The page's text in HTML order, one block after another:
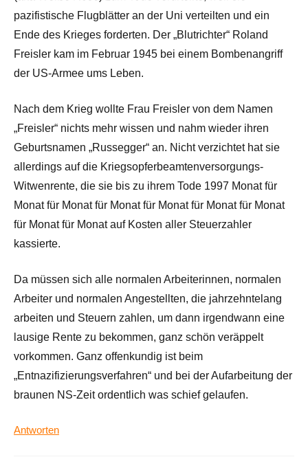
pazifistische Flugblätter an der Uni verteilten und ein
Ende des Krieges forderten. Der „Blutrichter“ Roland
Freisler kam im Februar 1945 bei einem Bombenangriff
der US-Armee ums Leben.
Nach dem Krieg wollte Frau Freisler von dem Namen
„Freisler“ nichts mehr wissen und nahm wieder ihren
Geburtsnamen „Russegger“ an. Nicht verzichtet hat sie
allerdings auf die Kriegsopferbeamtenversorgungs-
Witwenrente, die sie bis zu ihrem Tode 1997 Monat für
Monat für Monat für Monat für Monat für Monat für Monat
für Monat für Monat auf Kosten aller Steuerzahler
kassierte.
Da müssen sich alle normalen Arbeiterinnen, normalen
Arbeiter und normalen Angestellten, die jahrzehntelang
arbeiten und Steuern zahlen, um dann irgendwann eine
lausige Rente zu bekommen, ganz schön veräppelt
vorkommen. Ganz offenkundig ist beim
„Entnazifizierungsverfahren“ und bei der Aufarbeitung der
braunen NS-Zeit ordentlich was schief gelaufen.
Antworten